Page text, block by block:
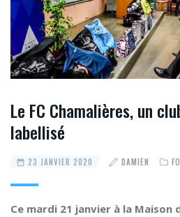
Le FC Chamalières, un
labellisé
23 JANVIER 2020 DAMIEN
Ce mardi 21 janvier à la Maison